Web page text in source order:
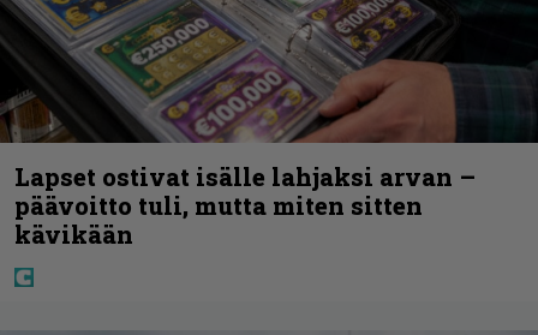
Lapset ostivat isälle lahjaksi arvan –
päävoitto tuli, mutta miten sitten
kävikään